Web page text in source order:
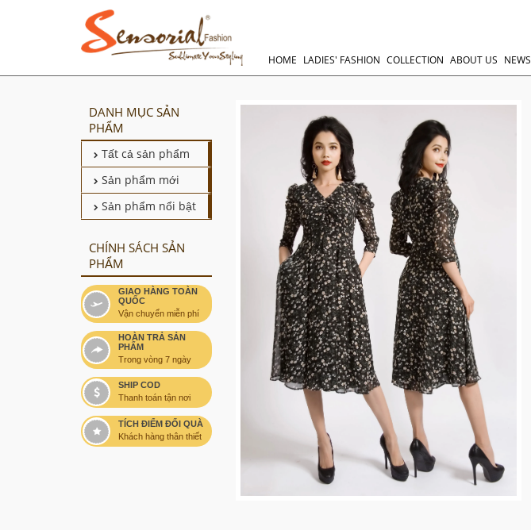
HOME LADIES' FASHION COLLECTION ABOUT US NEWS
DANH MỤC SẢN
PHẨM
Tất cả sản phẩm
Sản phẩm mới
Sản phẩm nổi bật
CHÍNH SÁCH SẢN
PHẨM
GIAO HÀNG TOÀN
QUỐC
Vận chuyển miễn phí
HOÀN TRẢ SẢN
PHẨM
Trong vòng 7 ngày
SHIP COD
Thanh toán tận nơi
TÍCH ĐIỂM ĐỔI QUÀ
Khách hàng thân thiết